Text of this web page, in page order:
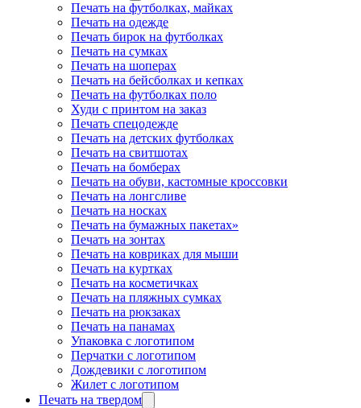
Печать на футболках, майках
Печать на одежде
Печать бирок на футболках
Печать на сумках
Печать на шоперах
Печать на бейсболках и кепках
Печать на футболках поло
Худи с принтом на заказ
Печать спецодежде
Печать на детских футболках
Печать на свитшотах
Печать на бомберах
Печать на обуви, кастомные кроссовки
Печать на лонгсливе
Печать на носках
Печать на бумажных пакетах»
Печать на зонтах
Печать на ковриках для мыши
Печать на куртках
Печать на косметичках
Печать на пляжных сумках
Печать на рюкзаках
Печать на панамах
Упаковка с логотипом
Перчатки с логотипом
Дождевики с логотипом
Жилет с логотипом
Печать на твердом